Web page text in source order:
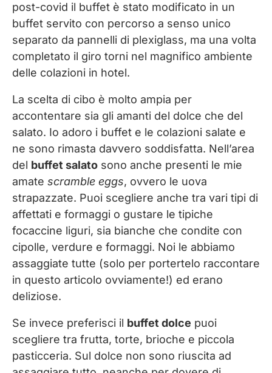
post-covid il buffet è stato modificato in un
buffet servito con percorso a senso unico
separato da pannelli di plexiglass, ma una volta
completato il giro torni nel magnifico ambiente
delle colazioni in hotel.
La scelta di cibo è molto ampia per
accontentare sia gli amanti del dolce che del
salato. Io adoro i buffet e le colazioni salate e
ne sono rimasta davvero soddisfatta. Nell’area
del buffet salato sono anche presenti le mie
amate scramble eggs, ovvero le uova
strapazzate. Puoi scegliere anche tra vari tipi di
affettati e formaggi o gustare le tipiche
focaccine liguri, sia bianche che condite con
cipolle, verdure e formaggi. Noi le abbiamo
assaggiate tutte (solo per portertelo raccontare
in questo articolo ovviamente!) ed erano
deliziose.
Se invece preferisci il buffet dolce puoi
scegliere tra frutta, torte, brioche e piccola
pasticceria. Sul dolce non sono riuscita ad